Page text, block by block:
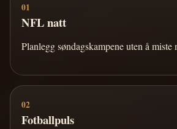
01
NFL natt
Planlegg søndagskampene uten å miste
02
Fotballpuls